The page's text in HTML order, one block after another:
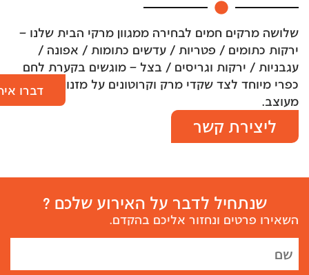
דברו
שלושה מרקים חמים לבחירה ממגוון מרקי הבית שלנו –
ירקות כתומים / פטריות / עדשים כתומות / אפונה /
עגבניות / ירקות וגריסים / בצל – מוגשים בקערת לחם
כפרי מיוחד לצד שקדי מרק וקרוטונים על מזנון הגשה
מעוצב.
ליצירת קשר
שנתחיל לדבר על האירוע שלכם ?
השאירו פרטים ונחזור אליכם בהקדם.